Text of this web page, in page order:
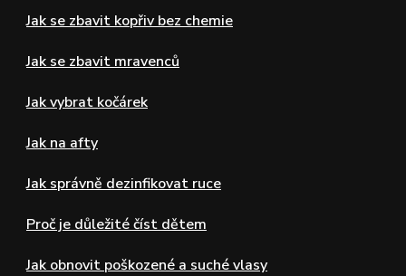
Jak se zbavit kopřiv bez chemie
Jak se zbavit mravenců
Jak vybrat kočárek
Jak na afty
Jak správně dezinfikovat ruce
Proč je důležité číst dětem
Jak obnovit poškozené a suché vlasy